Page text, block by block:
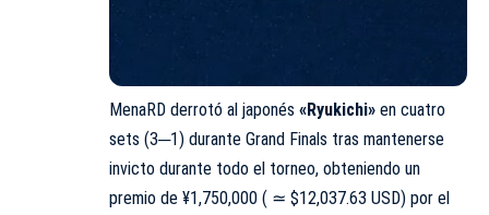
MenaRD derrotó al japonés «Ryukichi» en cuatro
sets (3─1) durante Grand Finals tras mantenerse
invicto durante todo el torneo, obteniendo un
premio de ¥1,750,000 ( ≃ $12,037.63 USD) por el